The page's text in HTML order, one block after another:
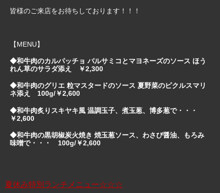
皆様のご来店をお待ちしております！！！
【MENU】
◆和牛肉のカルパッチョ バルサミコとマヨネーズのソース ほう
れん草のサラダ添え ￥2,300
◆和牛肉のグリエ 粒マスタードのソース 夏野菜のピクルスマリ
ネ添え 100g/￥2,600
◆和牛肉炙りスキヤキ風 温調玉子、煮玉葱、博多葱で・・・
￥2,600
◆和牛肉の黒胡椒炭火焼き 焼玉葱ソース、わさび醤油、もろみ
味噌で・・・ 100g/￥2,600
夏休み特別ランチメニュー☆☆☆